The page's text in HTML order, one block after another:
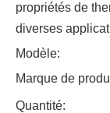
propriétés de
diverses
Modèle:
Marque de
Quantité: